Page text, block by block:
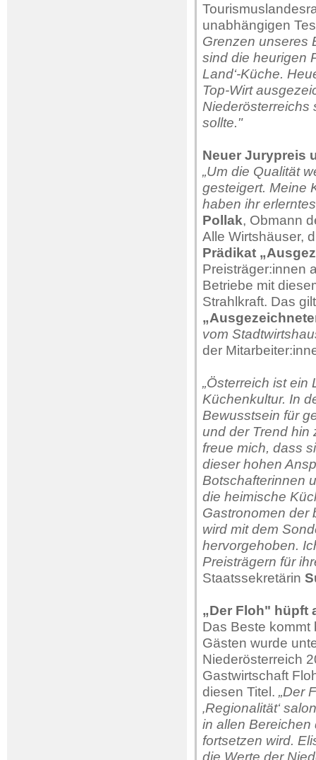
unabhängigen
Grenzen unseres
sind die heurigen
Land‘-Küche.
Top-Wirt
Niederösterreichs
sollte."
Neuer Jurypreis
„Um die Qualität
gesteigert. Meine
haben ihr
Pollak, Obmann
Alle Wirtshäuser,
Prädikat
Preisträger:innen
Betriebe mit
Strahlkraft. Das
vom
der
„Österreich ist
Küchenkultur. In
Bewusstsein für
und der Trend hin
freue mich, dass
dieser hohen
Botschafterinnen
die heimische
Gastronomen der
wird mit dem
hervorgehoben.
Preisträgern für
Staatssekretärin
„Der Floh" hüpft
Das Beste
Gästen wurde
Niederösterreich
Gastwirtschaft
diesen Titel. „Der
‚Regionalität‘
in allen
fortsetzen wird.
die Werte der